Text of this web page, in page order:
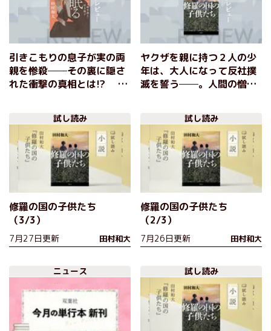
引きこもりの息子が実の両
親を惨殺──その裏に隠さ
れた衝撃の真相とは!? 現
スペンス 『罪と眠る ヤメ
検弁護士・一坊寺陽子』田
村和大
ヤクザを親に持つ２人の少
年は、大人になって反社撲
滅を誓う──。人間の憎悪
ち』田村和大
試し読み
修羅の国の子供たち
（3/3）
7月27日更新 田村和大
試し読み
修羅の国の子供たち
（2/3）
7月26日更新 田村和大
ニュース 試し読み